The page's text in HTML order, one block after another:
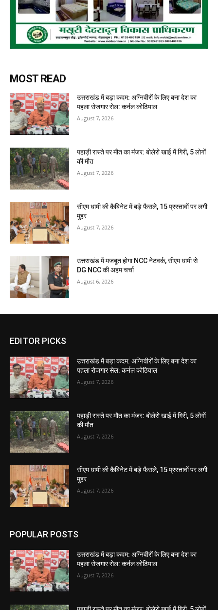
MOST READ
उत्तराखंड में बड़ा कदम: अग्निवीरों के लिए बना देश का
पहला रोजगार सेल: कर्नल कोठियाल
August 7, 2026
पहाड़ी रास्ते पर मौत का मंजर: बोलेरो खाई में गिरी, 5 लोगों
की मौत
August 7, 2026
सीएम धामी की कैबिनेट में बड़े फैसले, 15 प्रस्तावों पर लगी
मुहर
August 7, 2026
उत्तराखंड में मजबूत होगा NCC नेटवर्क, सीएम धामी से
DG NCC की अहम चर्चा
August 6, 2026
EDITOR PICKS
उत्तराखंड में बड़ा कदम: अग्निवीरों के लिए बना देश का
पहला रोजगार सेल: कर्नल कोठियाल
August 7, 2026
पहाड़ी रास्ते पर मौत का मंजर: बोलेरो खाई में गिरी, 5 लोगों
की मौत
August 7, 2026
सीएम धामी की कैबिनेट में बड़े फैसले, 15 प्रस्तावों पर लगी
मुहर
August 7, 2026
POPULAR POSTS
उत्तराखंड में बड़ा कदम: अग्निवीरों के लिए बना देश का
पहला रोजगार सेल: कर्नल कोठियाल
August 7, 2026